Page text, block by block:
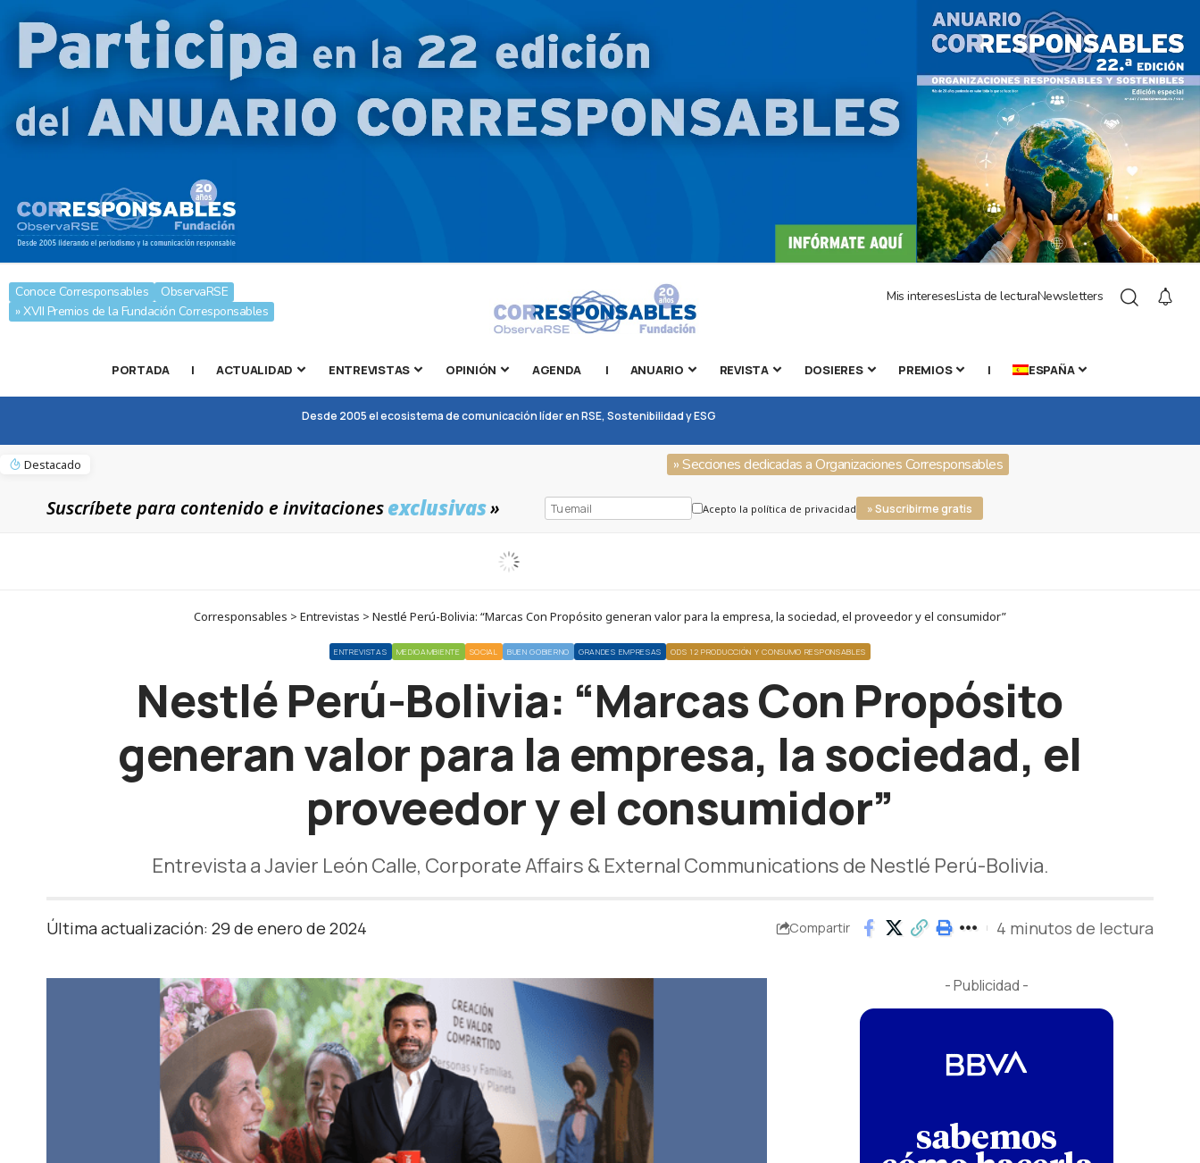
Conoce Corresponsables
ObservaRSE
» XVII Premios de la Fundación Corresponsables
Mis interesesLista de lecturaNewsletters
PORTADA | ACTUALIDAD ENTREVISTAS OPINIÓN AGENDA | ANUARIO REVISTA DOSIERES PREMIOS | ESPAÑA
Desde 2005 el ecosistema de comunicación líder en RSE, Sostenibilidad y ESG
Destacado » Secciones dedicadas a Organizaciones Corresponsables
Suscríbete para contenido e invitacionesexclusivas» Acepto la política de privacidad » Suscribirme gratis
Corresponsables > Entrevistas > Nestlé Perú-Bolivia: “Marcas Con Propósito generan valor para la empresa, la sociedad, el proveedor y el consumidor”
ENTREVISTAS MEDIOAMBIENTE SOCIAL BUEN GOBIERNO GRANDES EMPRESAS ODS 12 PRODUCCIÓN Y CONSUMO RESPONSABLES
Nestlé Perú-Bolivia: “Marcas Con Propósito
generan valor para la empresa, la sociedad, el
proveedor y el consumidor”
Entrevista a Javier León Calle, Corporate Affairs & External Communications de Nestlé Perú-Bolivia.
Última actualización: 29 de enero de 2024 Compartir 4 minutos de lectura
- Publicidad -